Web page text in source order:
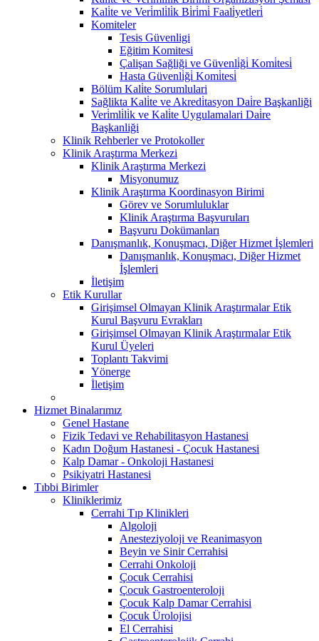
Kali̇te ve Veri̇mli̇li̇k Bi̇ri̇mi̇ Faali̇yetleri̇
Komiteler
Tesis Güvenligi
Eğitim Komitesi
Çalişan Sağliği ve Güvenli̇ği̇ Komi̇tesi̇
Hasta Güvenli̇ği̇ Komi̇tesi̇
Bölüm Kali̇te Sorumlulari
Sağlikta Kali̇te ve Akredi̇tasyon Dai̇re Başkanliği
Veri̇mli̇li̇k ve Kali̇te Uygulamalari Dai̇re
Başkanliği
Klinik Rehberler ve Protokoller
Klinik Araştırma Merkezi
Klinik Araştırma Merkezi
Misyonumuz
Klinik Araştırma Koordinasyon Birimi
Görev ve Sorumluluklar
Klinik Araştırma Başvuruları
Başvuru Dokümanları
Danışmanlık, Konuşmacı, Diğer Hizmet İşlemleri
Danışmanlık, Konuşmacı, Diğer Hizmet
İşlemleri
İletişim
Etik Kurullar
Girişimsel Olmayan Klinik Araştırmalar Etik
Kurul Başvuru Evrakları
Girişimsel Olmayan Klinik Araştırmalar Etik
Kurul Üyeleri
Toplantı Takvimi
Yönerge
İletişim
Hizmet Binalarımız
Genel Hastane
Fizik Tedavi ve Rehabilitasyon Hastanesi
Kadın Doğum Hastanesi - Çocuk Hastanesi
Kalp Damar - Onkoloji Hastanesi
Psikiyatri Hastanesi
Tıbbi Birimler
Kliniklerimiz
Cerrahi Tıp Klinikleri
Algoloji
Anesteziyoloji ve Reanimasyon
Beyin ve Sinir Cerrahisi
Cerrahi Onkoloji
Çocuk Cerrahisi
Çocuk Gastroenteroloji
Çocuk Kalp Damar Cerrahisi
Çocuk Ürolojisi
El Cerrahisi